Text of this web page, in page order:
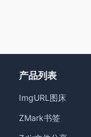
产品列表
ImgURL图床
ZMark书签